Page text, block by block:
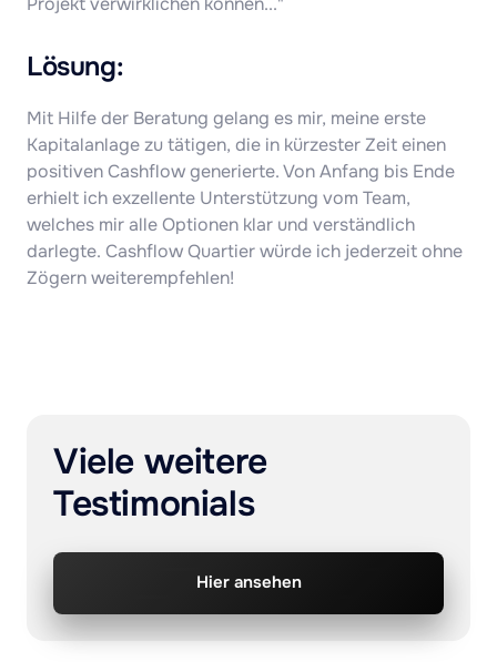
Lösung:
Mit Hilfe der Beratung gelang es mir, meine erste
Kapitalanlage zu tätigen, die in kürzester Zeit einen
positiven Cashflow generierte. Von Anfang bis Ende
erhielt ich exzellente Unterstützung vom Team,
welches mir alle Optionen klar und verständlich
darlegte. Cashflow Quartier würde ich jederzeit ohne
Zögern weiterempfehlen!
Viele weitere
Testimonials
Hier ansehen